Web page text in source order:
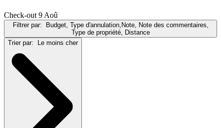
Check-out 9 Aoû
Filtrer par:
Budget, Type d'annulation,Note, Note des commentaires,
Type de propriété, Distance
Trier par:
Le moins cher